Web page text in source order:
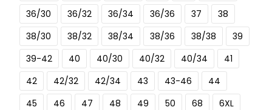
36/30
36/32 36/34 36/36 37
38
38/30
38/32 38/34 38/36 38/38
39
39-42
40 40/30 40/32 40/34
41
42
42/32 42/34 43 43-46
44
45
46 47 48 49 50 68
6XL